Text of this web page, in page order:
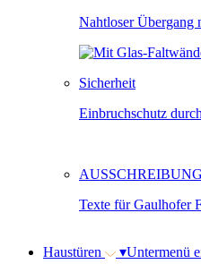
Nahtloser Übergang
Sicherheit
Einbruchschutz
AUSSCHREIBUNG
Texte für Gaulhofer
Haustüren ▾Untermenü